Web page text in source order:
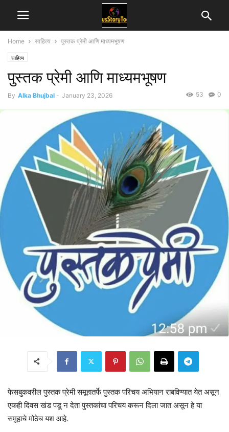
Home साहित्य पुस्तक प्रेमी आणि माध्यमभूषण
साहित्य
पुस्तक प्रेमी आणि माध्यमभूषण
By Alka Bhujbal - January 23, 2026 0
53
फेसबुकवरील पुस्तक प्रेमी समूहातर्फे पुस्तक परिचय अभियान राबविण्यात येत असून
एकही दिवस खंड पडू न देता पुस्तकांचा परिचय करून दिला जात असून हे या
समूहाचे मोठेच यश आहे.